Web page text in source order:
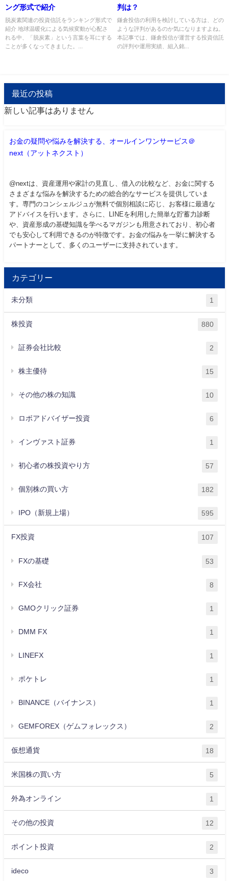
ング形式で紹介
脱炭素関連の投資信託をランキング形式で
紹介 地球温暖化による気候変動が心配さ
れる中、「脱炭素」という言葉を耳にする
ことが多くなってきました。...
判は？
鎌倉投信の利用を検討している方は、どの
ような評判があるのか気になりますよね。
本記事では、鎌倉投信が運営する投資信託
の評判や運用実績、組入銘...
最近の投稿
新しい記事はありません
お金の疑問や悩みを解決する、オールインワンサービス＠
next（アットネクスト）
@nextは、資産運用や家計の見直し、借入の比較など、お金に関する
さまざまな悩みを解決するための総合的なサービスを提供していま
す。専門のコンシェルジュが無料で個別相談に応じ、お客様に最適な
アドバイスを行います。さらに、LINEを利用した簡単な貯蓄力診断
や、資産形成の基礎知識を学べるマガジンも用意されており、初心者
でも安心して利用できるのが特徴です。お金の悩みを一挙に解決する
パートナーとして、多くのユーザーに支持されています。
カテゴリー
未分類 1
株投資 880
証券会社比較 2
株主優待 15
その他の株の知識 10
ロボアドバイザー投資 6
インヴァスト証券 1
初心者の株投資やり方 57
個別株の買い方 182
IPO（新規上場） 595
FX投資 107
FXの基礎 53
FX会社 8
GMOクリック証券 1
DMM FX 1
LINEFX 1
ポケトレ 1
BINANCE（バイナンス） 1
GEMFOREX（ゲムフォレックス） 2
仮想通貨 18
米国株の買い方 5
外為オンライン 1
その他の投資 12
ポイント投資 2
ideco 3